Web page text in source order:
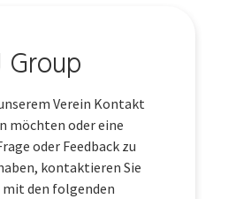
Group
Verein Kontakt
möchten oder eine
oder Feedback zu
kontaktieren Sie
den folgenden